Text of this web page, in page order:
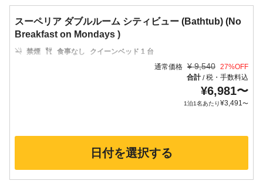
スーペリア ダブルルーム シティビュー (Bathtub) (No
Breakfast on Mondays )
禁煙 食事なし
クイーンベッド 1 台
通常価格 ¥ 9,540 27%OFF
合計/税・手数料込
¥6,981〜
1泊1名あたり¥3,491〜
日付を選択する